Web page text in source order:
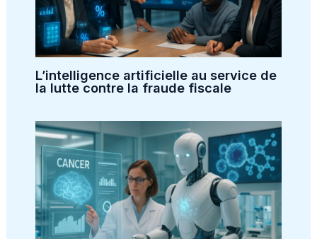
L’intelligence artificielle au service de
la lutte contre la fraude fiscale